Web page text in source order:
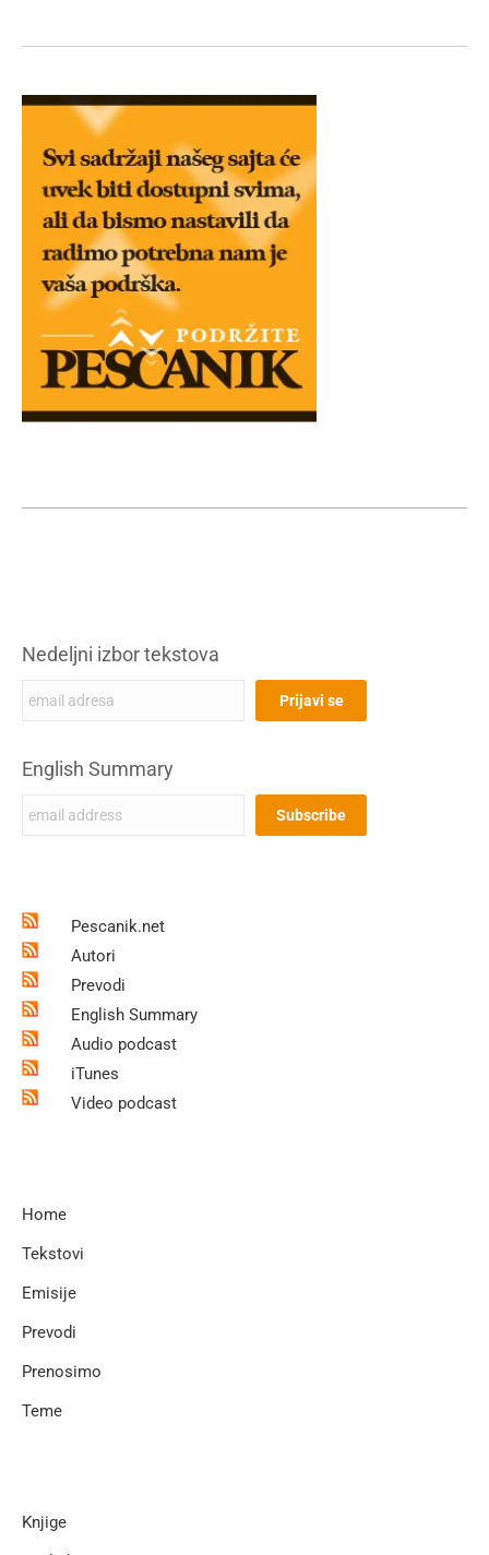
Nedeljni izbor tekstova
English Summary
Pescanik.net
Autori
Prevodi
English Summary
Audio podcast
iTunes
Video podcast
Home
Tekstovi
Emisije
Prevodi
Prenosimo
Teme
Knjige